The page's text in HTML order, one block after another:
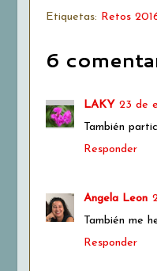
Etiquetas: Retos
6
LAKY 23 de
También
Responder
Angela Leon
También me
Responder